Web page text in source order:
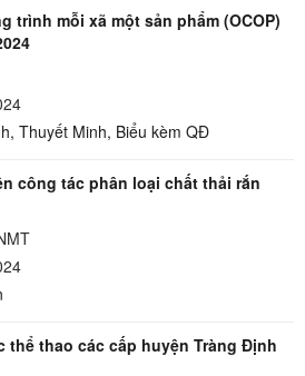
trình mỗi xã một sản phẩm (OCOP)
Thuyết Minh, Biểu kèm QĐ
công tác phân loại chất thải rắn
thao các cấp huyện Tràng Định